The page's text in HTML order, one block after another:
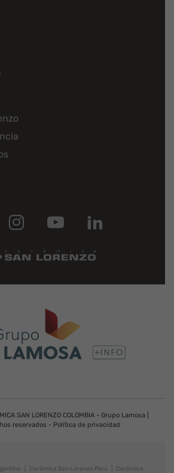
SAN LORENZO COLOMBIA - Grupo Lamosa |
reservados -Política de privacidad
Cerámica San Lorenzo Perú
Cerámica